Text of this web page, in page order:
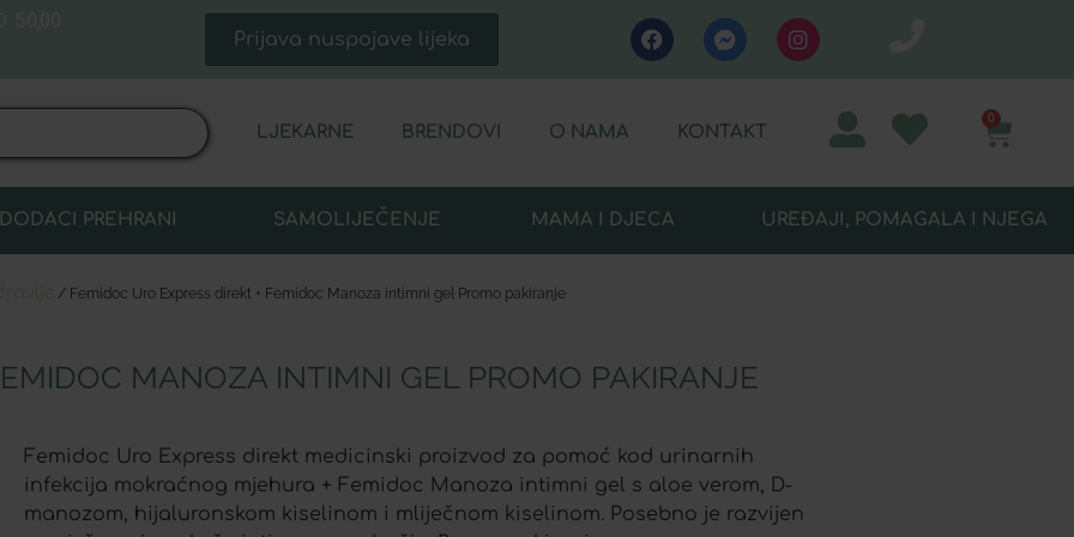
Prijava nuspojave lijeka
LJEKARNE BRENDOVI O NAMA KONTAKT
0
DODACI PREHRANI SAMOLIJEČENJE MAMA I DJECA UREĐAJI, POMAGALA I NJEGA
/ Femidoc Uro Express direkt + Femidoc Manoza intimni gel Promo pakiranje
MANOZA INTIMNI GEL PROMO PAKIRANJE
Femidoc Uro Express direkt medicinski proizvod za pomoć kod urinarnih
infekcija mokraćnog mjehura + Femidoc Manoza intimni gel s aloe verom, D-
manozom, hijaluronskom kiselinom i mliječnom kiselinom. Posebno je razvijen